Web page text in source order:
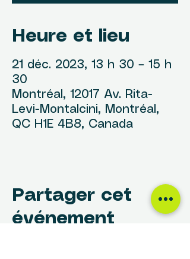
Heure et lieu
21 déc. 2023, 13 h 30 – 15 h
30
Montréal, 12017 Av. Rita-
Levi-Montalcini, Montréal,
QC H1E 4B8, Canada
Partager cet
événement